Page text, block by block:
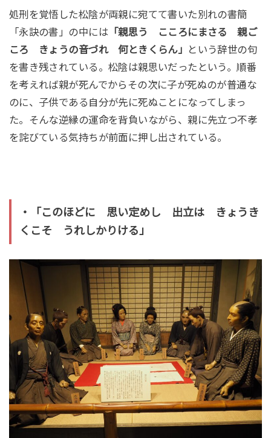
処刑を覚悟した松陰が両親に宛てて書いた別れの書簡
「永訣の書」の中には「親思う こころにまさる 親ご
ころ きょうの音づれ 何ときくらん」
という辞世の句
を書き残されている。松陰は親思いだったという。順番
を考えれば親が死んでからその次に子が死ぬのが普通な
のに、子供である自分が先に死ぬことになってしまっ
た。そんな逆縁の運命を背負いながら、親に先立つ不孝
を詫びている気持ちが前面に押し出されている。
・「このほどに 思い定めし 出立は きょうき
くこそ うれしかりける」